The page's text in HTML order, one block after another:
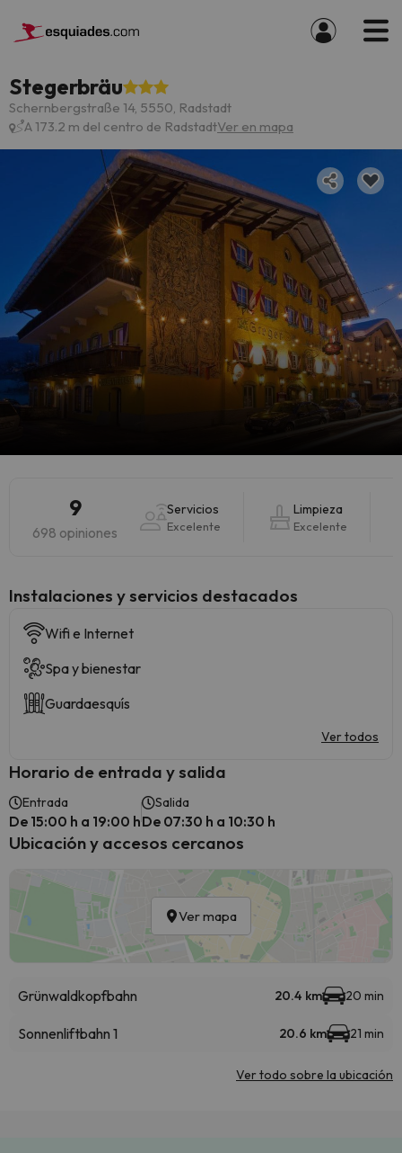
Stegerbräu
Schernbergstraße 14, 5550, Radstadt
A 173.2 m del centro de RadstadtVer en mapa
9
698 opiniones
Servicios
Excelente
Limpieza
Excelente
Instalaciones y servicios destacados
Wifi e Internet
Spa y bienestar
Guardaesquís
Ver todos
Horario de entrada y salida
Entrada
De 15:00 h a 19:00 h
Salida
De 07:30 h a 10:30 h
Ubicación y accesos cercanos
Ver mapa
Grünwaldkopfbahn 20.4 km 20 min
Sonnenliftbahn 1 20.6 km 21 min
Ver todo sobre la ubicación